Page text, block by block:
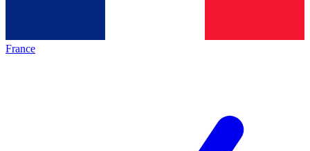
France